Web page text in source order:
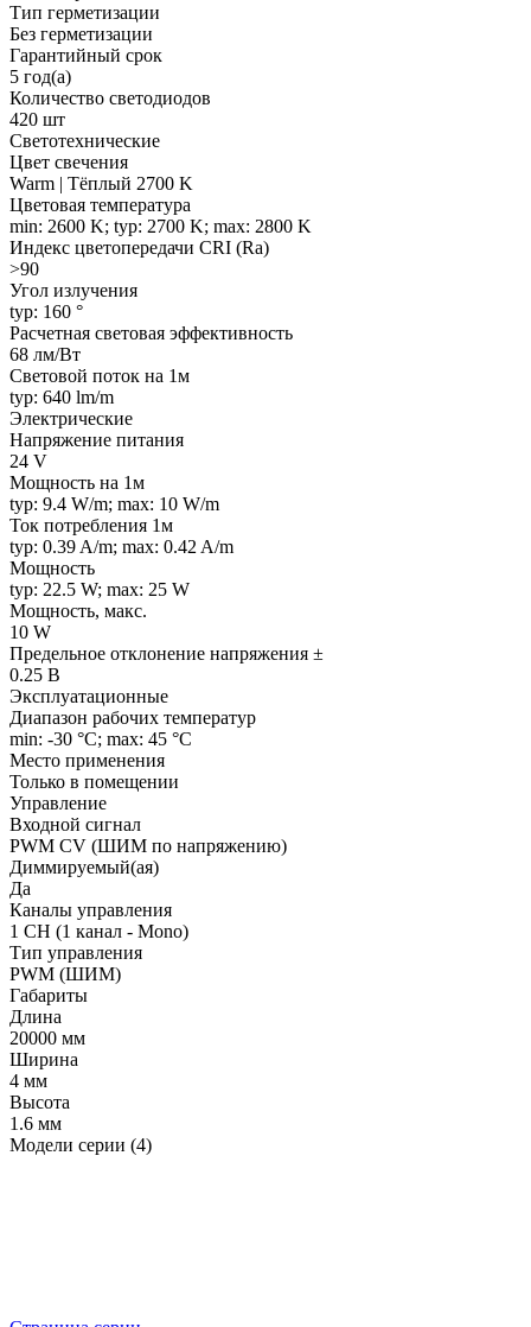
Тип герметизации
Без герметизации
Гарантийный срок
5 год(а)
Количество светодиодов
420 шт
Светотехнические
Цвет свечения
Warm | Тёплый 2700 K
Цветовая температура
min: 2600 K; typ: 2700 K; max: 2800 K
Индекс цветопередачи CRI (Ra)
>90
Угол излучения
typ: 160 °
Расчетная световая эффективность
68 лм/Вт
Световой поток на 1м
typ: 640 lm/m
Электрические
Напряжение питания
24 V
Мощность на 1м
typ: 9.4 W/m; max: 10 W/m
Ток потребления 1м
typ: 0.39 A/m; max: 0.42 A/m
Мощность
typ: 22.5 W; max: 25 W
Мощность, макс.
10 W
Предельное отклонение напряжения ±
0.25 В
Эксплуатационные
Диапазон рабочих температур
min: -30 °C; max: 45 °C
Место применения
Только в помещении
Управление
Входной сигнал
PWM СV (ШИМ по напряжению)
Диммируемый(ая)
Да
Каналы управления
1 CH (1 канал - Mono)
Тип управления
PWM (ШИМ)
Габариты
Длина
20000 мм
Ширина
4 мм
Высота
1.6 мм
Модели серии (4)